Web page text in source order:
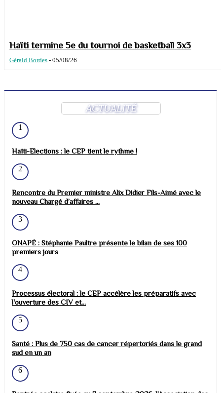
Haïti termine 5e du tournoi de basketball 3x3
Gérald Bordes - 05/08/26
ACTUALITÉ
1
Haïti-Elections : le CEP tient le rythme !
2
Rencontre du Premier ministre Alix Didier Fils-Aimé avec le
nouveau Chargé d’affaires ...
3
ONAPÉ : Stéphanie Paultre présente le bilan de ses 100
premiers jours
4
Processus électoral : le CEP accélère les préparatifs avec
l'ouverture des CIV et...
5
Santé : Plus de 750 cas de cancer répertoriés dans le grand
sud en un an
6